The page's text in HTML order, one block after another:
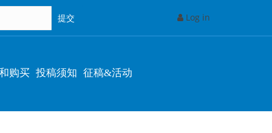
Log in
购买 投稿须知 征稿&活动